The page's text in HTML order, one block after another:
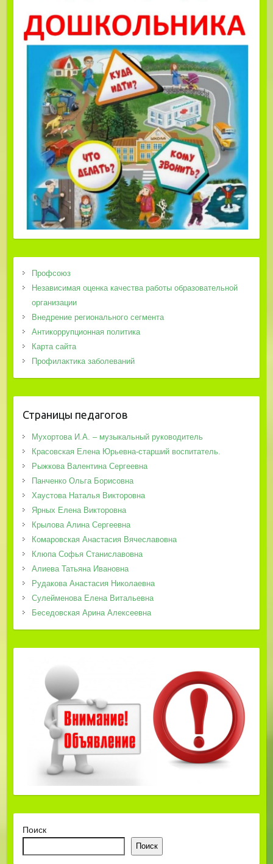
Профсоюз
Независимая оценка качества работы образовательной
организации
Внедрение регионального сегмента
Антикоррупционная политика
Карта сайта
Профилактика заболеваний
Страницы педагогов
Мухортова И.А. – музыкальный руководитель
Красовская Елена Юрьевна-старший воспитатель.
Рыжкова Валентина Сергеевна
Панченко Ольга Борисовна
Хаустова Наталья Викторовна
Ярных Елена Викторовна
Крылова Алина Сергеевна
Комаровская Анастасия Вячеславовна
Клюпа Софья Станиславовна
Алиева Татьяна Ивановна
Рудакова Анастасия Николаевна
Сулейменова Елена Витальевна
Беседовская Арина Алексеевна
Поиск
Поиск